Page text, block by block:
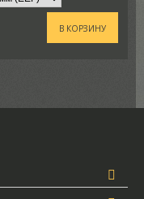
В КОРЗИНУ